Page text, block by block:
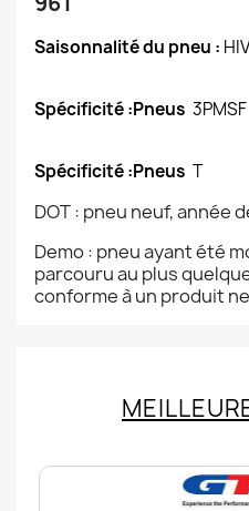
Saisonnalité du pneu :
Spécificité :Pneus 3PMSF
Spécificité :Pneus T
DOT : pneu neuf, année
Demo : pneu ayant été
parcouru au plus
conforme à un produit